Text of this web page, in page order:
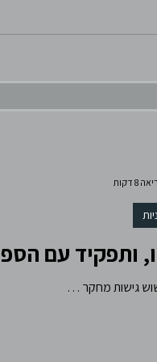
ותפקיד עם
גישות מחקר …
8 דקות